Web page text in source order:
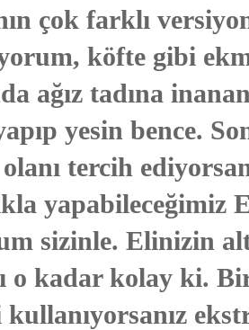
çok farklı
köfte gibi
ağız tadına
yesin bence.
tercih
yapabileceğimiz
sizinle. Elinizin
o kadar kolay ki.